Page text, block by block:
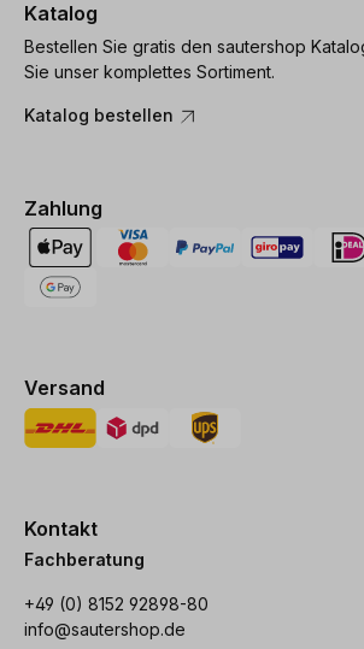
Katalog
Bestellen Sie gratis den sautershop
Sie unser komplettes Sortiment.
Katalog bestellen
Zahlung
Versand
Kontakt
Fachberatung
+49 (0) 8152 92898-80
info@sautershop.de